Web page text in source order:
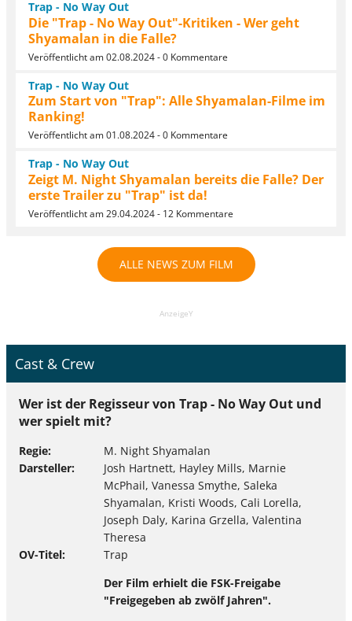
Trap - No Way Out
Die "Trap - No Way Out"-Kritiken - Wer geht
Shyamalan in die Falle?
Veröffentlicht am 02.08.2024 - 0 Kommentare
Trap - No Way Out
Zum Start von "Trap": Alle Shyamalan-Filme im
Ranking!
Veröffentlicht am 01.08.2024 - 0 Kommentare
Trap - No Way Out
Zeigt M. Night Shyamalan bereits die Falle? Der
erste Trailer zu "Trap" ist da!
Veröffentlicht am 29.04.2024 - 12 Kommentare
ALLE NEWS ZUM FILM
AnzeigeY
Cast & Crew
Wer ist der Regisseur von Trap - No Way Out und
wer spielt mit?
Regie
M. Night Shyamalan
Darsteller
Josh Hartnett, Hayley Mills, Marnie
McPhail, Vanessa Smythe, Saleka
Shyamalan, Kristi Woods, Cali Lorella,
Joseph Daly, Karina Grzella, Valentina
Theresa
OV-Titel
Trap
Der Film erhielt die FSK-Freigabe
"Freigegeben ab zwölf Jahren".